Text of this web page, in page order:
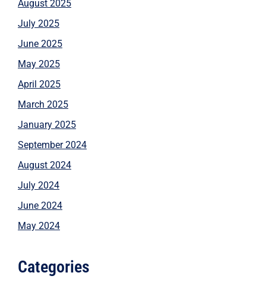
August 2025
July 2025
June 2025
May 2025
April 2025
March 2025
January 2025
September 2024
August 2024
July 2024
June 2024
May 2024
Categories